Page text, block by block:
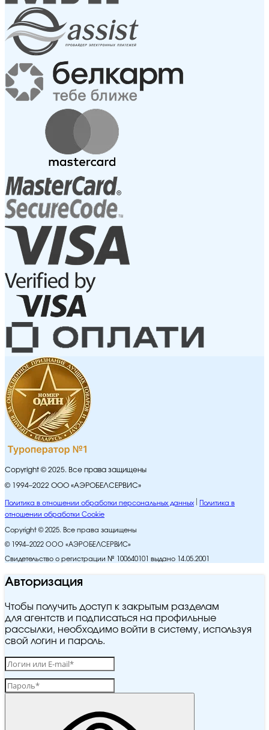
Copyright © 2025. Все права защищены
© 1994–2022 ООО «АЭРОБЕЛСЕРВИС»
Политика в отношении обработки персональных данных
Политика в
отношении обработки Cookie
Copyright © 2025. Все права защищены
© 1994–2022 ООО «АЭРОБЕЛСЕРВИС»
Свидетельство о регистрации № 100640101 выдано 14.05.2001
Авторизация
Чтобы получить доступ к закрытым разделам
для агентств и подписаться на профильные
рассылки, необходимо войти в систему, используя
свой логин и пароль.